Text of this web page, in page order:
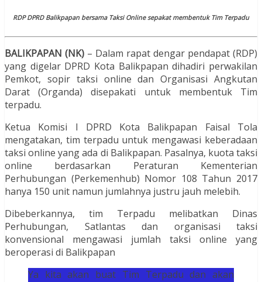
RDP DPRD Balikpapan bersama Taksi Online sepakat membentuk Tim Terpadu
BALIKPAPAN (NK) – Dalam rapat dengar pendapat (RDP)
yang digelar DPRD Kota Balikpapan dihadiri perwakilan
Pemkot, sopir taksi online dan Organisasi Angkutan
Darat (Organda) disepakati untuk membentuk Tim
terpadu.
Ketua Komisi I DPRD Kota Balikpapan Faisal Tola
mengatakan, tim terpadu untuk mengawasi keberadaan
taksi online yang ada di Balikpapan. Pasalnya, kuota taksi
online berdasarkan Peraturan Kementerian
Perhubungan (Perkemenhub) Nomor 108 Tahun 2017
hanya 150 unit namun jumlahnya justru jauh melebih.
Dibeberkannya, tim Terpadu melibatkan Dinas
Perhubungan, Satlantas dan organisasi taksi
konvensional mengawasi jumlah taksi online yang
beroperasi di Balikpapan
Ya kita akan buat Tim Terpadu dan akan